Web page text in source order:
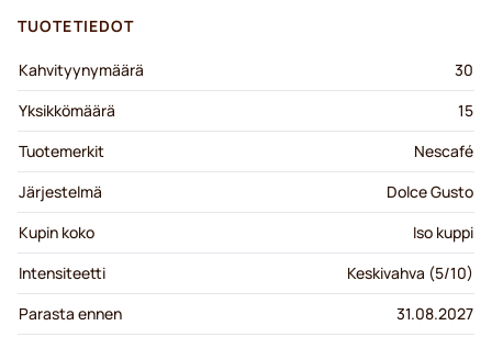
TUOTETIEDOT
Kahvityynymäärä
30
Yksikkömäärä
15
Tuotemerkit
Nescafé
Järjestelmä
Dolce Gusto
Kupin koko
Iso kuppi
Intensiteetti
Keskivahva (5/10)
Parasta ennen
31.08.2027